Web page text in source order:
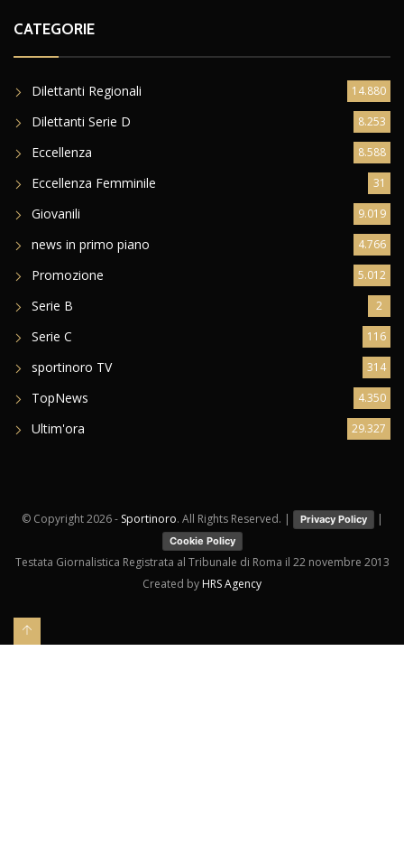
CATEGORIE
Dilettanti Regionali 14.880
Dilettanti Serie D 8.253
Eccellenza 8.588
Eccellenza Femminile 31
Giovanili 9.019
news in primo piano 4.766
Promozione 5.012
Serie B 2
Serie C 116
sportinoro TV 314
TopNews 4.350
Ultim'ora 29.327
© Copyright2026 - Sportinoro. All Rights Reserved. | Privacy Policy |
Cookie Policy
Testata Giornalistica Registrata al Tribunale di Roma il 22 novembre 2013
Created by HRS Agency